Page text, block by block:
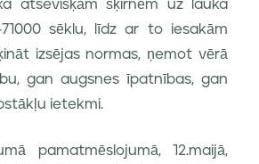
atsevišķām šķirnēm uz lauka
sēklu, līdz ar to iesakām
izsējas normas, ņemot vērā
gan augsnes īpatnības, gan
ietekmi.
pamatmēslojumā, 12.maijā,